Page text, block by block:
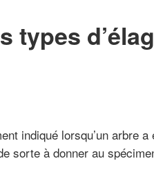
types
indiqué lorsqu’un arbre
sorte à donner au